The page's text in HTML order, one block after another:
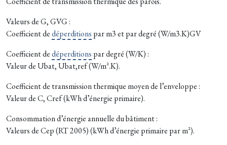
Valeurs de G, GVG :
Coefficient dedéperditions par m3 et par degré (W/m3.K)GV
Coefficient dedéperditions par degré (W/K) :
Valeur de Ubat, Ubat,ref (W/m².K).
Coefficient de transmission thermique moyen de l’enveloppe :
Valeur de C, Cref (kWh d’énergie primaire).
Consommation d’énergie annuelle du bâtiment :
Valeurs de Cep (RT 2005) (kWh d’énergie primaire par m²).